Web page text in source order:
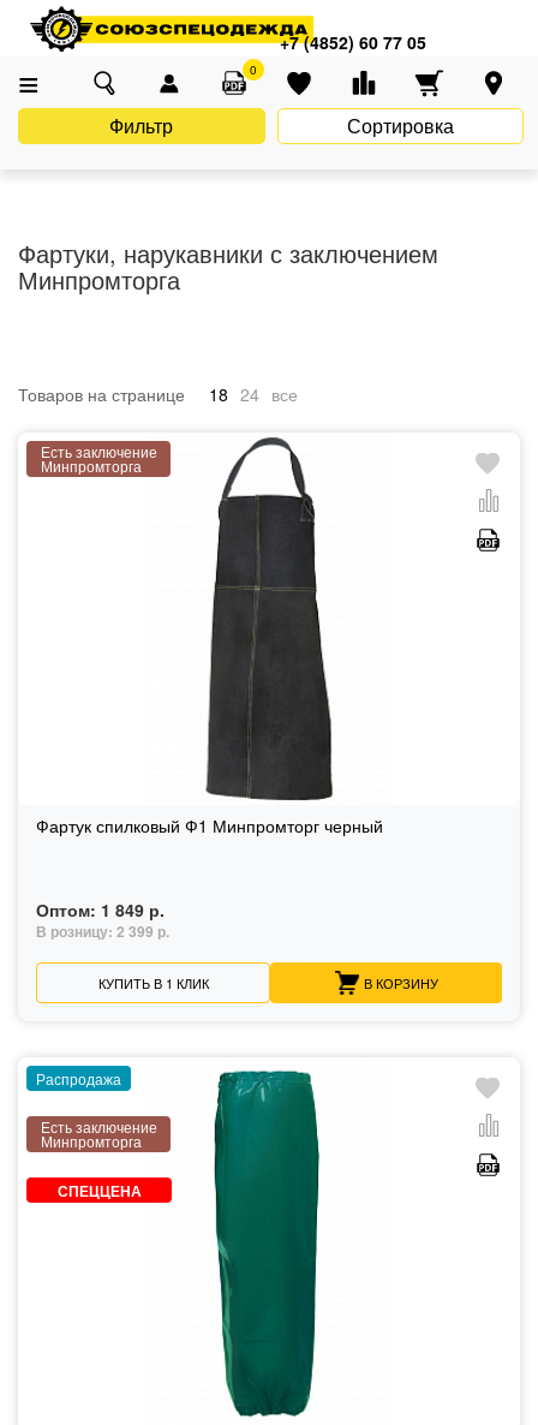
+7 (4852) 60 77 05
0
Главная Каталог
Средства индивидуальной защиты (СИЗ)
Фартуки, нарукавники с заключением Минпромторга
Фартуки, нарукавники с заключением
Минпромторга
Фильтр Сортировка
Товаров на странице 18 24 все
Есть заключение
Минпромторга
Фартук спилковый Ф1 Минпромторг черный
Оптом: 1 849 р.
В розницу: 2 399 р.
КУПИТЬ В 1 КЛИК В КОРЗИНУ
Распродажа
Есть заключение
Минпромторга
СПЕЦЦЕНА